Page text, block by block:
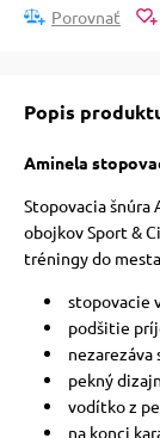
Porovnať
Popis
Aminela
Stopovacia
obojkov Sport &
tréningy do
stopovacie
podšitie
nezarezáva
pekný dizajn
vodítko z
na konci